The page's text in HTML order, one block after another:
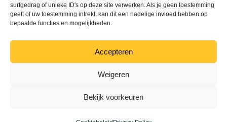
surfgedrag of unieke ID's op deze site verwerken. Als je geen toestemming
geeft of uw toestemming intrekt, kan dit een nadelige invloed hebben op
bepaalde functies en mogelijkheden.
Accepteren
Weigeren
Bekijk voorkeuren
Dealer worden?
Control kunt u de bandenspanning eenvoudig
aanpassen en de inzetbaarheid van uw
machinepark verbeteren.
+31 (0) 186 – 741740
© 2026 Float Control. |Privacybeleid